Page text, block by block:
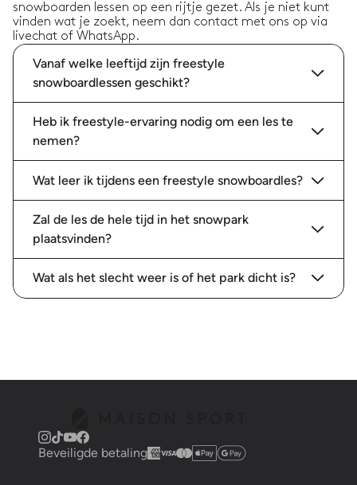
snowboarden lessen op een rijtje gezet. Als je niet kunt
vinden wat je zoekt, neem dan contact met ons op via
livechat of WhatsApp.
Vanaf welke leeftijd zijn freestyle
snowboardlessen geschikt?
Heb ik freestyle-ervaring nodig om een les te
nemen?
Wat leer ik tijdens een freestyle snowboardles?
Zal de les de hele tijd in het snowpark
plaatsvinden?
Wat als het slecht weer is of het park dicht is?
Beveiligde betaling